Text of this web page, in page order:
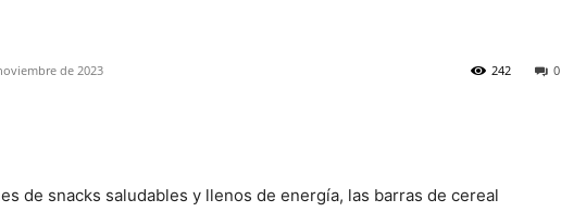
de 2023 0
242
de snacks saludables y llenos de energía, las barras de cereal